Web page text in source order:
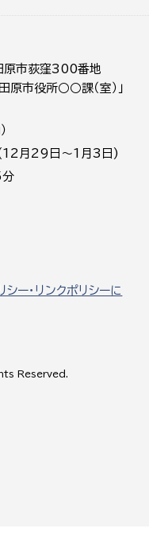
市荻窪300番地
市役所○○課（室）」
(12月29日～1月3日)
ー・リンクポリシーに
Reserved.